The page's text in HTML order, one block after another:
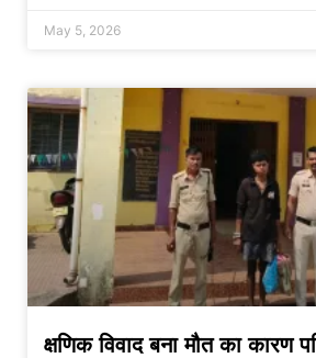
May 5, 2026
क्षणिक विवाद बना मौत का कारण